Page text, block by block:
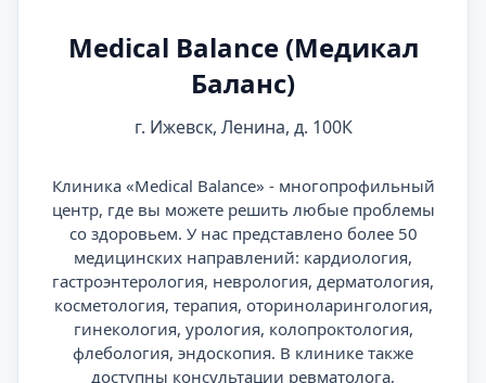
Medical Balance (Медикал
Баланс)
г. Ижевск, Ленина, д. 100К
Клиника «Medical Balance» - многопрофильный
центр, где вы можете решить любые проблемы
со здоровьем. У нас представлено более 50
медицинских направлений: кардиология,
гастроэнтерология, неврология, дерматология,
косметология, терапия, оториноларингология,
гинекология, урология, колопроктология,
флебология, эндоскопия. В клинике также
доступны консультации ревматолога,